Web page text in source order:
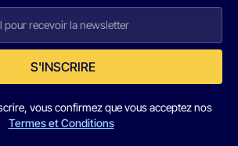
S'INSCRIRE
vous confirmez que vous acceptez nos
Termes et Conditions